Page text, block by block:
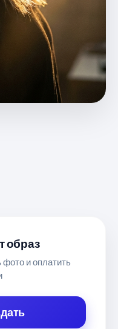
образ
фото и оплатить